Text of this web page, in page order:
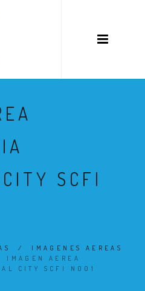
SCFI
/ IMAGENES AEREAS
IMAGEN AEREA
CITY SCFI N001